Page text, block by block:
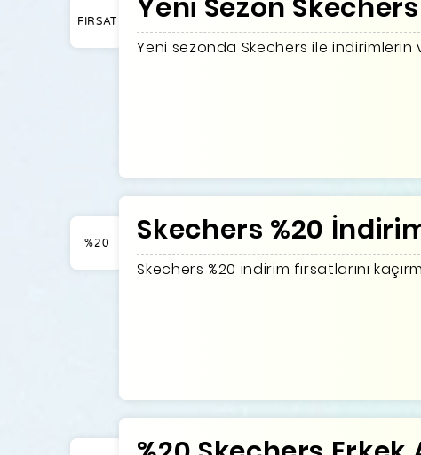
FIRSAT Yeni Sezon
Yeni sezonda Skechers ile indirimlerin
%20 Skechers %20
Skechers %20 indirim fırsatlarını